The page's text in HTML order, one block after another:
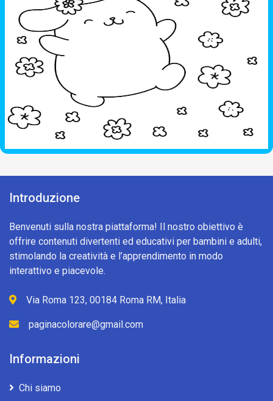
Introduzione
Benvenuti sulla nostra piattaforma! Il nostro obiettivo è
offrire contenuti divertenti ed educativi per bambini e adulti,
stimolando la creatività e l’apprendimento in modo
interattivo e piacevole.
Via Roma 123, 00184 Roma RM, Italia
paginacolorare@gmail.com
Informazioni
Chi siamo